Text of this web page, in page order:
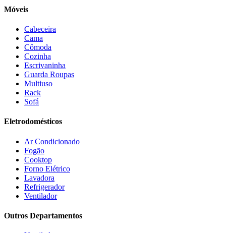
Estofados solar
Fischer
Giga
Gree(3)
Henn
Hisense
Hot Sat
HP
JB BECHARA
Móveis
Cabeceira
Cama
Cômoda
Cozinha
Escrivaninha
Guarda Roupas
Multiuso
Rack
Sofá
Eletrodomésticos
Ar Condicionado
Fogão
Cooktop
Forno Elétrico
Lavadora
Refrigerador
Ventilador
Outros Departamentos